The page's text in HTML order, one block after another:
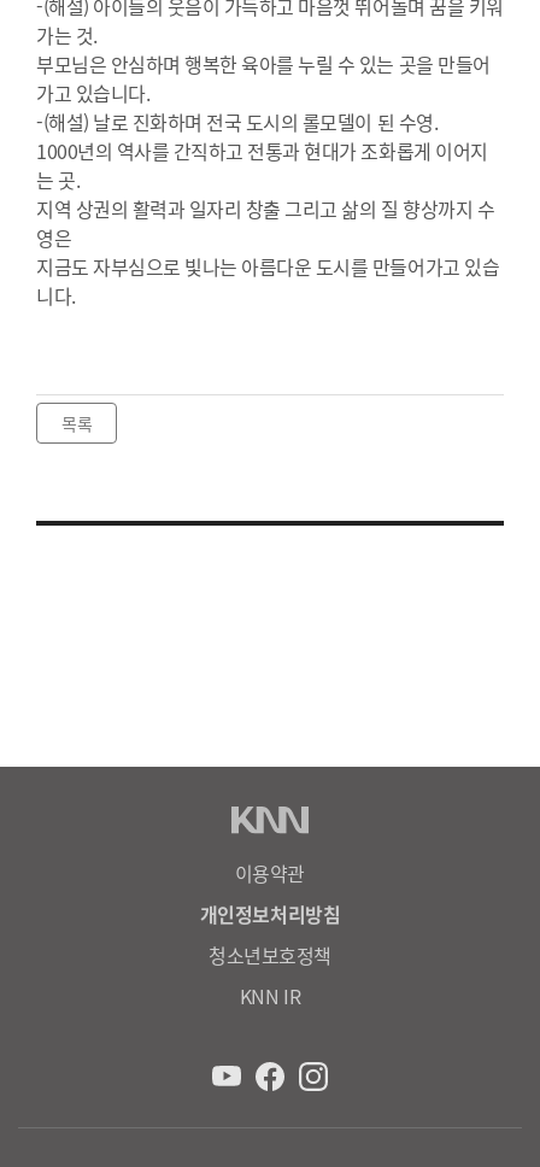
-(해설) 아이들의 웃음이 가득하고 마음껏 뛰어놀며 꿈을 키워
가는 것.
부모님은 안심하며 행복한 육아를 누릴 수 있는 곳을 만들어
가고 있습니다.
-(해설) 날로 진화하며 전국 도시의 롤모델이 된 수영.
1000년의 역사를 간직하고 전통과 현대가 조화롭게 이어지
는 곳.
지역 상권의 활력과 일자리 창출 그리고 삶의 질 향상까지 수
영은
지금도 자부심으로 빛나는 아름다운 도시를 만들어가고 있습
니다.
목록
이용약관
개인정보처리방침
청소년보호정책
KNN IR